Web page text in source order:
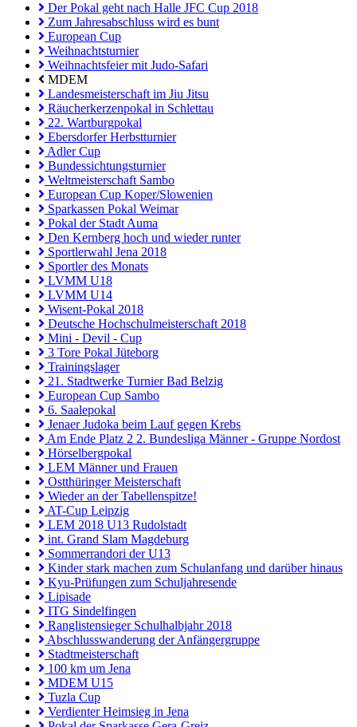
Der Pokal geht nach Halle JFC Cup 2018
Zum Jahresabschluss wird es bunt
European Cup
Weihnachtsturnier
Weihnachtsfeier mit Judo-Safari
MDEM
Landesmeisterschaft im Jiu Jitsu
Räucherkerzenpokal in Schlettau
22. Wartburgpokal
Ebersdorfer Herbstturnier
Adler Cup
Bundessichtungsturnier
Weltmeisterschaft Sambo
European Cup Koper/Slowenien
Sparkassen Pokal Weimar
Pokal der Stadt Auma
Den Kernberg hoch und wieder runter
Sportlerwahl Jena 2018
Sportler des Monats
LVMM U18
LVMM U14
Wisent-Pokal 2018
Deutsche Hochschulmeisterschaft 2018
Mini - Devil - Cup
3 Tore Pokal Jüteborg
Trainingslager
21. Stadtwerke Turnier Bad Belzig
European Cup Sambo
6. Saalepokal
Jenaer Judoka beim Lauf gegen Krebs
Am Ende Platz 2 2. Bundesliga Männer - Gruppe Nordost
Hörselbergpokal
LEM Männer und Frauen
Ostthüringer Meisterschaft
Wieder an der Tabellenspitze!
AT-Cup Leipzig
LEM 2018 U13 Rudolstadt
int. Grand Slam Magdeburg
Sommerrandori der U13
Kinder stark machen zum Schulanfang und darüber hinaus
Kyu-Prüfungen zum Schuljahresende
Lipisade
ITG Sindelfingen
Ranglistensieger Schulhalbjahr 2018
Abschlusswanderung der Anfängergruppe
Stadtmeisterschaft
100 km um Jena
MDEM U15
Tuzla Cup
Verdienter Heimsieg in Jena